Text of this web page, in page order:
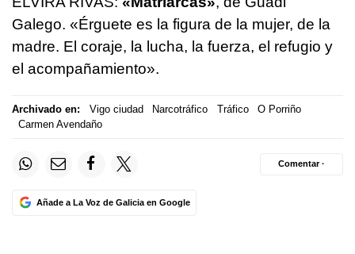
Galego. «Érguete es la figura de la mujer, de la
madre. El coraje, la lucha, la fuerza, el refugio y
el acompañamiento».
Archivado en: Vigo ciudad Narcotráfico Tráfico
O Porriño
Carmen Avendaño
Añade a La Voz de Galicia en Google
Comentar ·